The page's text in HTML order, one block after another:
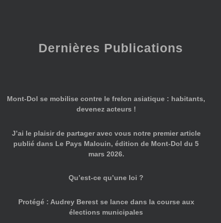
Dernières Publications
Mont-Dol se mobilise contre le frelon asiatique : habitants,
devenez acteurs !
J’ai le plaisir de partager avec vous notre premier article
publié dans Le Pays Malouin, édition de Mont-Dol du 5
mars 2026.
Qu’est-ce qu’une loi ?
Protégé : Audrey Berest se lance dans la course aux
élections municipales